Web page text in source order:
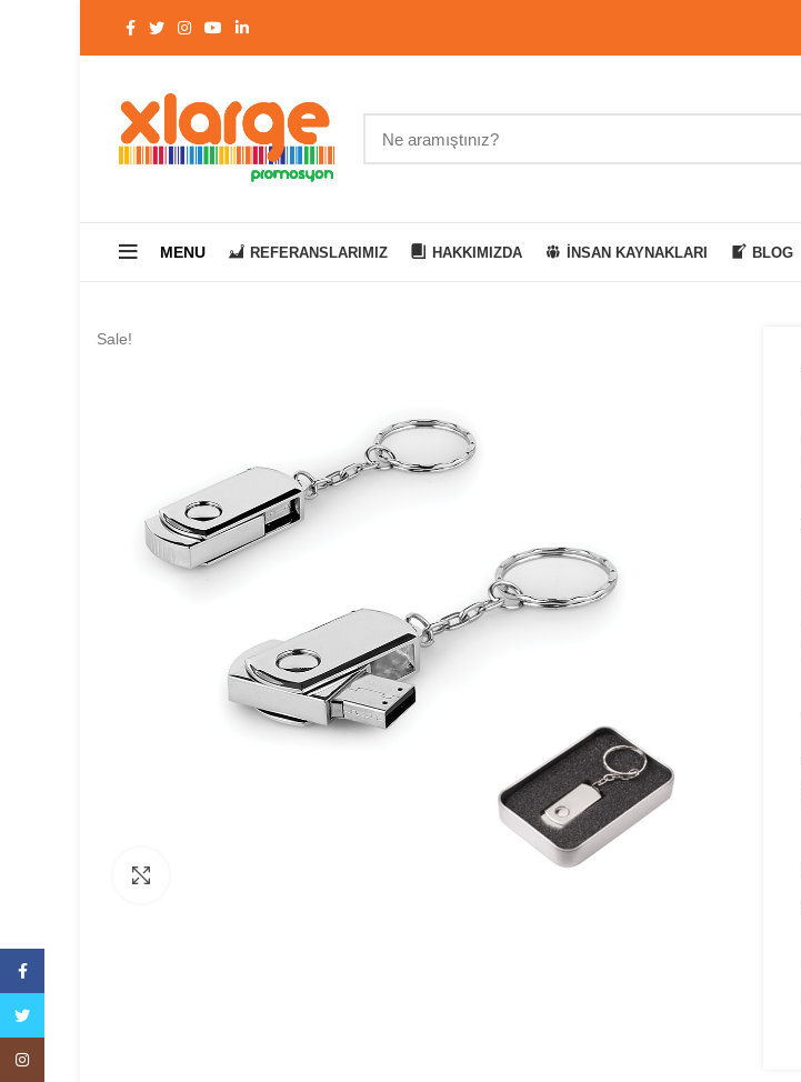
MENU REFERANSLARIMIZ HAKKIMIZDA İNSAN KAYNAKLARI BLOG
Sale!